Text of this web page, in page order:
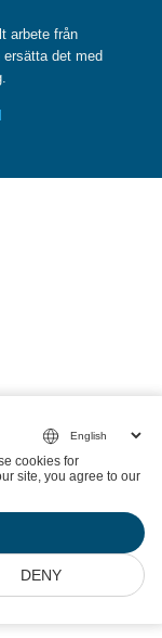
arbete från
det med
cookies for
site, you agree to our
DENY
cookies for
site, you agree to our
DENY